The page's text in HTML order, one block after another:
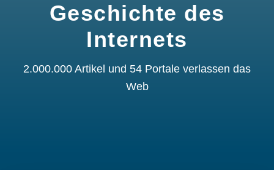
Geschichte des
Internets
2.000.000 Artikel und 54 Portale verlassen das
Web